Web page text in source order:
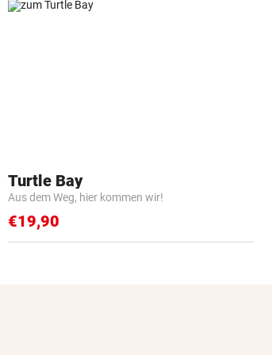
Turtle Bay
Aus dem Weg, hier kommen wir!
€19,90